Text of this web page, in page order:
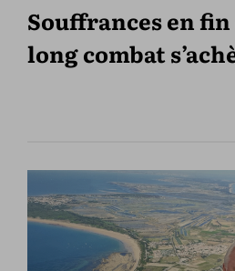
Souffrances en
long combat